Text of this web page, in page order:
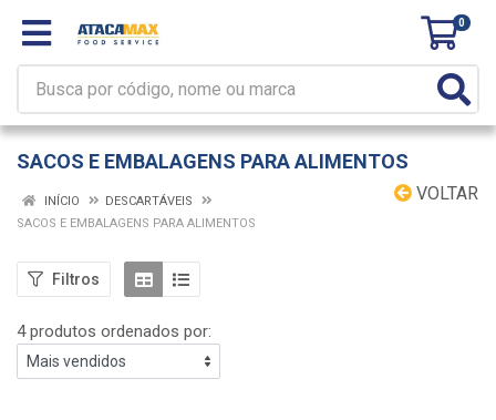
0
SACOS E EMBALAGENS PARA ALIMENTOS
VOLTAR
INÍCIO
DESCARTÁVEIS
SACOS E EMBALAGENS PARA ALIMENTOS
Filtros
4 produtos ordenados por: